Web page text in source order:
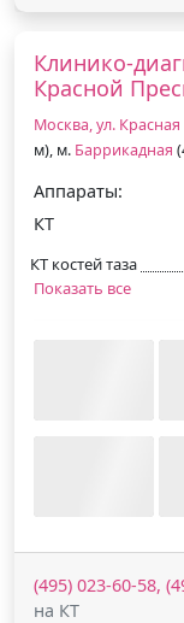
Клинико-
Красной
Москва, ул.
м), м. Баррикадная
Аппараты:
КТ
КТ костей таза
Показать все
(495) 023-60-58,
на КТ